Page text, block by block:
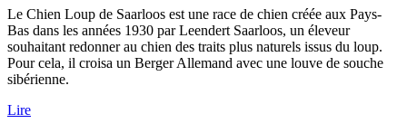
Le Chien Loup de Saarloos est une race de chien créée aux Pays-
Bas dans les années 1930 par Leendert Saarloos, un éleveur
souhaitant redonner au chien des traits plus naturels issus du loup.
Pour cela, il croisa un Berger Allemand avec une louve de souche
sibérienne.
Lire